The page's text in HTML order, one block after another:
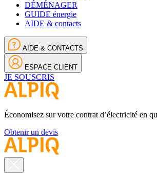
DÉMÉNAGER
GUIDE énergie
AIDE & contacts
AIDE & CONTACTS
ESPACE CLIENT
JE SOUSCRIS
Économisez sur votre contrat d’électricité en
Obtenir un devis